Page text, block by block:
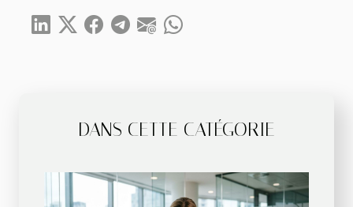
DANS CETTE CATÉGORIE